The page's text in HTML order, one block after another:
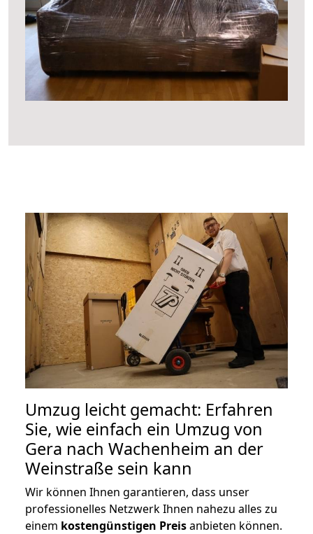
Umzug leicht gemacht: Erfahren
Sie, wie einfach ein Umzug von
Gera nach Wachenheim an der
Weinstraße sein kann
Wir können Ihnen garantieren, dass unser
professionelles Netzwerk Ihnen nahezu alles zu
einem kostengünstigen Preisanbieten können.